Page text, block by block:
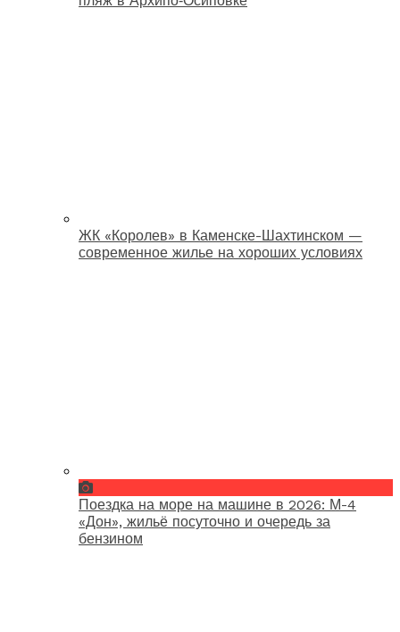
ЖК «Королев» в Каменске-Шахтинском —
современное жилье на хороших условиях
Поездка на море на машине в 2026: М-4
«Дон», жильё посуточно и очередь за
бензином